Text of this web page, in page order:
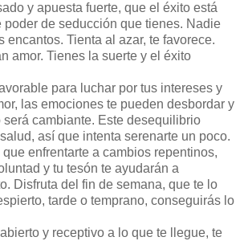
y apuesta fuerte, que el éxito está
poder de seducción que tienes. Nadie
encantos. Tienta al azar, te favorece.
amor. Tienes la suerte y el éxito
para luchar por tus intereses y
las emociones te pueden desbordar y
será cambiante. Este desequilibrio
así que intenta serenarte un poco.
que enfrentarte a cambios repentinos,
y tu tesón te ayudarán a
Disfruta del fin de semana, que te lo
tarde o temprano, conseguirás lo
y receptivo a lo que te llegue, te